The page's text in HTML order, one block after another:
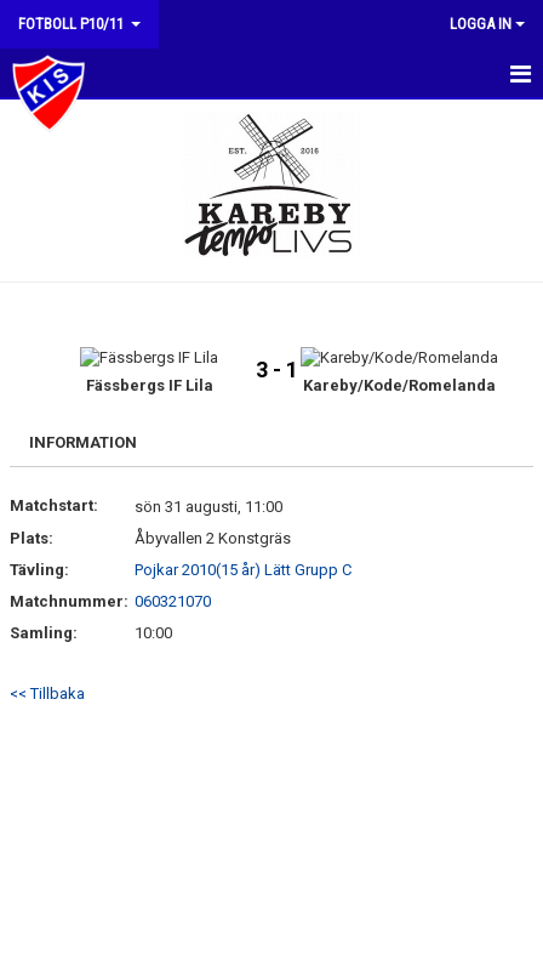
FOTBOLL P10/11 LOGGA IN
HEM
BILDGALLERI
DOKUMENT
Fässbergs IF Lila
3 - 1
Kareby/Kode/Romelanda
INFORMATION
Matchstart:
sön 31 augusti, 11:00
Plats:
Åbyvallen 2 Konstgräs
Tävling:
Pojkar 2010(15 år) Lätt Grupp C
Matchnummer: 060321070
Samling:
10:00
<< Tillbaka